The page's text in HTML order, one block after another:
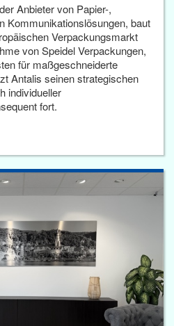
Anbieter von Papier-,
Kommunikationslösungen, baut
Verpackungsmarkt
von Speidel Verpackungen,
für maßgeschneiderte
Antalis seinen strategischen
individueller
fort.